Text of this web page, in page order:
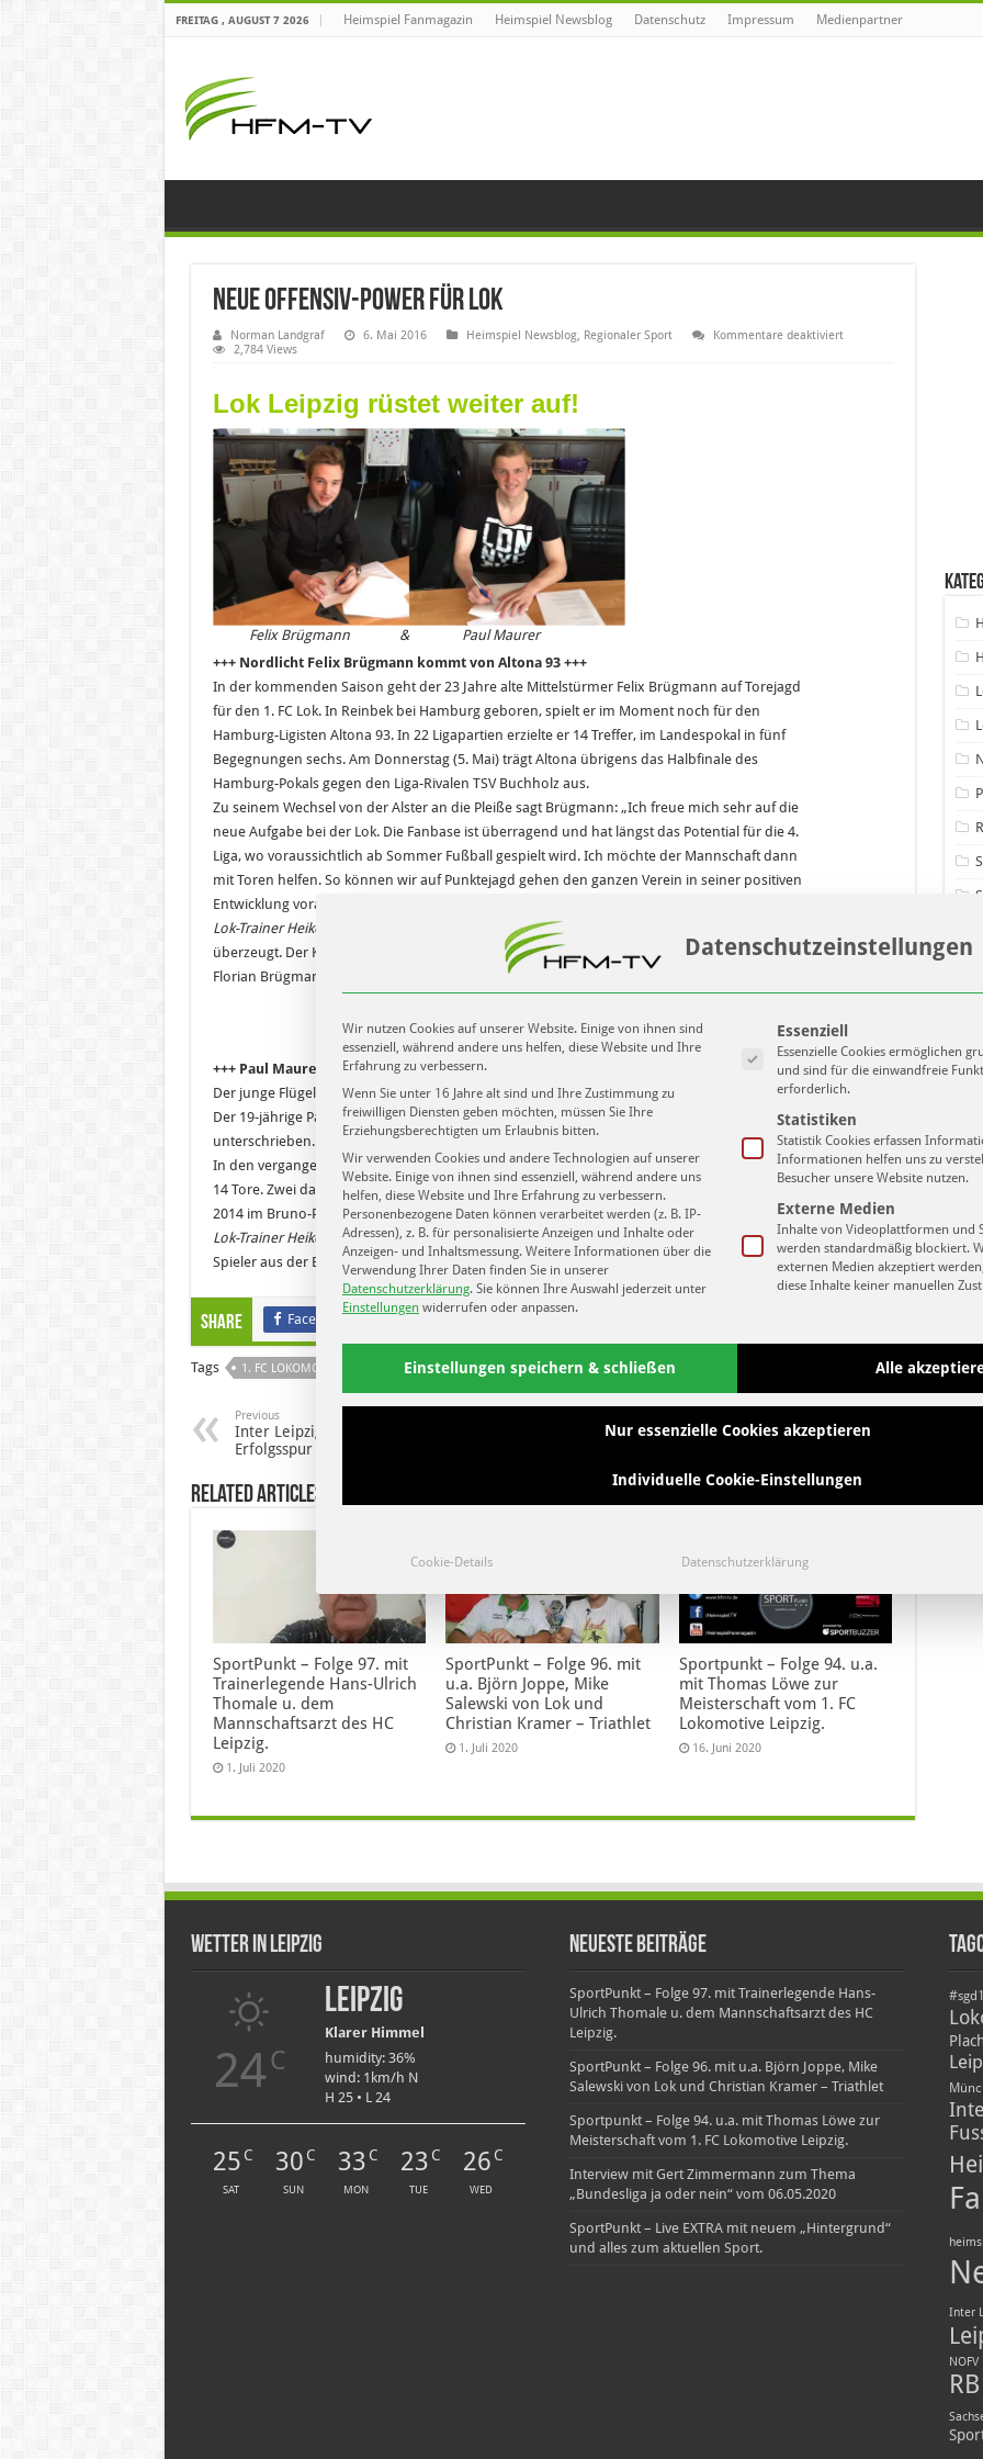
FREITAG , AUGUST 7 2026 Heimspiel Fanmagazin Heimspiel Newsblog Datenschutz Impressum Medienpartner
Neue Offensiv-Power für Lok
Norman Landgraf 6. Mai 2016 Heimspiel Newsblog, Regionaler Sport Kommentare deaktiviertfür
2,784 Views
Lok Leipzig rüstet weiter auf!
Felix Brügmann & Paul Maurer
+++ Nordlicht Felix Brügmann kommt von Altona 93 +++
In der kommenden Saison geht der 23 Jahre alte Mittelstürmer Felix Brügmann auf Torejagd
für den 1. FC Lok. In Reinbek bei Hamburg geboren, spielt er im Moment noch für den
Hamburg-Ligisten Altona 93. In 22 Ligapartien erzielte er 14 Treffer, im Landespokal in fünf
Begegnungen sechs. Am Donnerstag (5. Mai) trägt Altona übrigens das Halbfinale des
Hamburg-Pokals gegen den Liga-Rivalen TSV Buchholz aus.
Zu seinem Wechsel von der Alster an die Pleiße sagt Brügmann: „Ich freue mich sehr auf die
neue Aufgabe bei der Lok. Die Fanbase ist überragend und hat längst das Potential für die 4.
Liga, wo voraussichtlich ab Sommer Fußball gespielt wird. Ich möchte der Mannschaft dann
mit Toren helfen. So können wir auf Punktejagd gehen den ganzen Verein in seiner positiven
Entwicklung voranbringen.“
Lok-Trainer Heiko Scholz:
„Er war zweimal zum Probetraining da und hat uns vollends
überzeugt. Der Kontakt kam über seinen Bruder beim HFC zustande.“ Sein älterer Bruder
Florian Brügmann ist beim Halleschen FC in der 3. Liga aktiv.
+++ Paul Maurer heuert beim 1. FC Lok an +++
Der junge Flügelflitzer kommt aus Cottbus.
Der 19-jährige Paul Maurer hat beim 1. FC Lok Leipzig einen Vertrag bis 2018
unterschrieben. Auf den Flügeln ist der gebürtige Bernauer zu Hause.
In den vergangenen beiden Oberliga-Spielzeiten kam er zu 46 Einsätzen und erzielte dabei
14 Tore. Zwei davon machte er beim 3:2-Erfolg der Cottbusser Reserve am 1. November
2014 im Bruno-Plache-Stadion. Er gehört beim FC Energie zum Kader der DrittligaMannschaft.
Lok-Trainer Heiko Scholz: „Nach Ziane, Heßler und Latendresse-Levesque ist er der nächste
Spieler aus der Energie-Jugendschmiede. Paul Maurer ist ganz junger, schneller Mann.“
Share Facebook Twitter
Tags 1. FC LOKOMOTIVE LEIPZIG ALTONA 93 COTTBUS HEIMSPIEL DAS FANMAGAZIN
Previous
Inter Leipzig zurück in der
Erfolgsspur
Talent verstärkt Inter Leipzig
Related Articles
SportPunkt – Folge 97. mit
Trainerlegende Hans-Ulrich
Thomale u. dem
Mannschaftsarzt des HC
Leipzig.
1. Juli 2020
SportPunkt – Folge 96. mit
u.a. Björn Joppe, Mike
Salewski von Lok und
Christian Kramer – Triathlet
1. Juli 2020
Sportpunkt – Folge 94. u.a.
mit Thomas Löwe zur
Meisterschaft vom 1. FC
Lokomotive Leipzig.
16. Juni 2020
Wetter in Leipzig
24C
Leipzig
Klarer Himmel
humidity: 36%
wind: 1km/h N
H 25 • L 24
25 C
SAT
30 C
SUN
33 C
MON
23 C
TUE
26 C
WED
Neueste Beiträge
SportPunkt – Folge 97. mit Trainerlegende Hans-
Ulrich Thomale u. dem Mannschaftsarzt des HC
Leipzig.
SportPunkt – Folge 96. mit u.a. Björn Joppe, Mike
Salewski von Lok und Christian Kramer – Triathlet
Sportpunkt – Folge 94. u.a. mit Thomas Löwe zur
Meisterschaft vom 1. FC Lokomotive Leipzig.
Interview mit Gert Zimmermann zum Thema
„Bundesliga ja oder nein“ vom 06.05.2020
SportPunkt – Live EXTRA mit neuem „Hintergrund“
und alles zum aktuellen Sport.
Inter
NOFV
Datenschutzeinstellungen
Wir nutzen Cookies auf unserer Website. Einige von ihnen sind
essenziell, während andere uns helfen, diese Website und Ihre
Erfahrung zu verbessern.
Wenn Sie unter 16 Jahre alt sind und Ihre Zustimmung zu
freiwilligen Diensten geben möchten, müssen Sie Ihre
Erziehungsberechtigten um Erlaubnis bitten.
Wir verwenden Cookies und andere Technologien auf unserer
Website. Einige von ihnen sind essenziell, während andere uns
helfen, diese Website und Ihre Erfahrung zu verbessern.
Personenbezogene Daten können verarbeitet werden (z. B. IP-
Adressen), z. B. für personalisierte Anzeigen und Inhalte oder
Anzeigen- und Inhaltsmessung. Weitere Informationen über die
Verwendung Ihrer Daten finden Sie in unserer
Datenschutzerklärung. Sie können Ihre Auswahl jederzeit unter
Einstellungen widerrufen oder anpassen.
Es folgt eine Liste der Service-
Essenziell
Essenzielle Cookies ermöglichen
und sind für die einwandfreie
erforderlich.
Statistiken
Statistik Cookies erfassen
Informationen helfen uns zu
Besucher unsere Website nutzen.
Externe Medien
Inhalte von Videoplattformen und
werden standardmäßig blockiert.
externen Medien akzeptiert
diese Inhalte keiner manuellen
Einstellungen speichern & schließen Alle
Nur essenzielle Cookies akzeptieren
Individuelle Cookie-Einstellungen
Cookie-Details Datenschutzerklärung